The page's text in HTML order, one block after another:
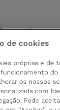
seguro
de cookies
próprias e de
do
os nossos
com
Pode